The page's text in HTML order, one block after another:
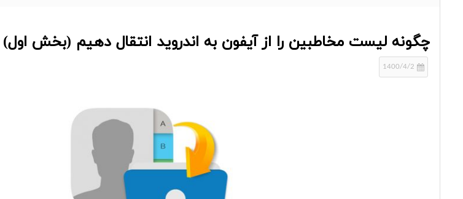
چگونه لیست مخاطبین را از آیفون به اندروید انتقال دهیم (بخش اول)
1400/4/2